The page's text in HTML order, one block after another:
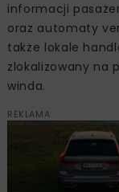
informacji
oraz automaty
także lokale
zlokalizowany na
winda.
REKLAMA